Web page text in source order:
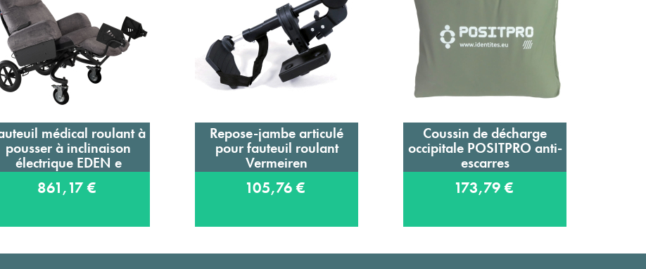
Ajouter au panier
médical roulant à
pousser à inclinaison
électrique EDEN e
Innov'SA
861,17 €
Ajouter au panier
Repose-jambe articulé
pour fauteuil roulant
Vermeiren
105,76 €
Ajouter au panier
Coussin de décharge
occipitale POSITPRO anti-
escarres
173,79 €